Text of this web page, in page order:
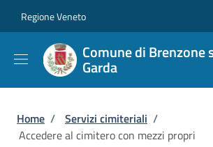
Regione Veneto
Comune di Brenzone
Garda
Briciole di pane
Home / Servizi cimiteriali /
Accedere al cimitero con mezzi propri